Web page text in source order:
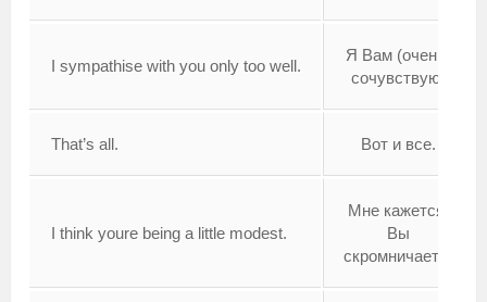
I sympathise with you only too well.
Я Вам (очень)
сочувствую.
That’s all. Вот и все.
I think youre being a little modest.
Мне кажется,
Вы
скромничаете.